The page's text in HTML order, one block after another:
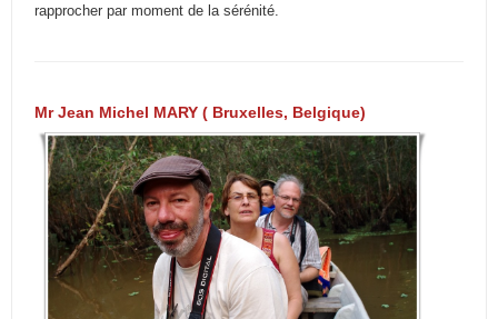
rapprocher par moment de la sérénité.
Mr Jean Michel MARY ( Bruxelles, Belgique)